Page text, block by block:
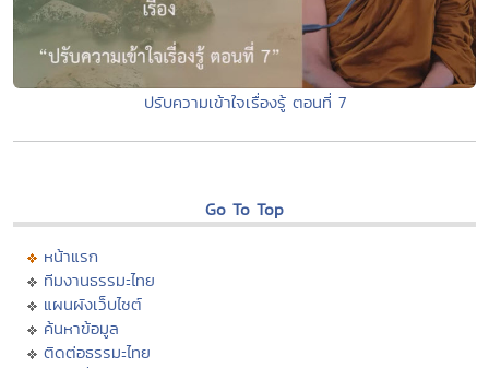
ปรับความเข้าใจเรื่องรู้ ตอนที่ 7
Go To Top
หน้าแรก
ทีมงานธรรมะไทย
แผนผังเว็บไซต์
ค้นหาข้อมูล
ติดต่อธรรมะไทย